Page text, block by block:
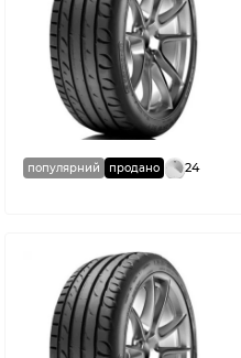
популярний продано 24